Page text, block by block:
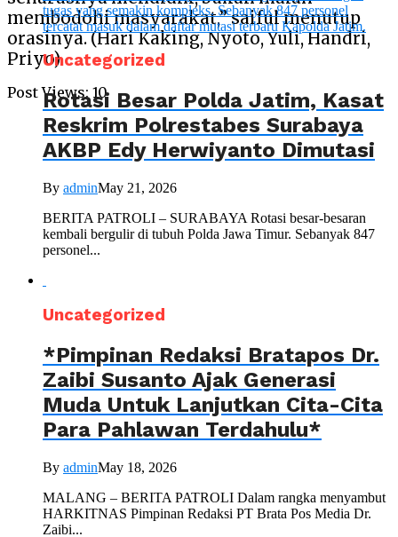
membodohi masyarakat,” saiful menutup
orasinya. (Hari Kaking, Nyoto, Yuli, Handri,
Priyo)
Post Views: 10
Uncategorized
Rotasi Besar Polda Jatim, Kasat
Reskrim Polrestabes Surabaya
AKBP Edy Herwiyanto Dimutasi
By adminMay 21, 2026
BERITA PATROLI – SURABAYA Rotasi besar-besaran
kembali bergulir di tubuh Polda Jawa Timur. Sebanyak 847
personel...
Uncategorized
*Pimpinan Redaksi Bratapos Dr.
Zaibi Susanto Ajak Generasi
Muda Untuk Lanjutkan Cita-Cita
Para Pahlawan Terdahulu*
By adminMay 18, 2026
MALANG – BERITA PATROLI Dalam rangka menyambut
HARKITNAS Pimpinan Redaksi PT Brata Pos Media Dr.
Zaibi...